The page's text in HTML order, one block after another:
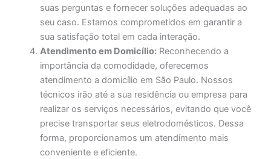
suas perguntas e fornecer soluções adequadas ao
seu caso. Estamos comprometidos em garantir a
sua satisfação total em cada interação.
Atendimento em Domicílio: Reconhecendo a
importância da comodidade, oferecemos
atendimento a domicílio em São Paulo. Nossos
técnicos irão até a sua residência ou empresa para
realizar os serviços necessários, evitando que você
precise transportar seus eletrodomésticos. Dessa
forma, proporcionamos um atendimento mais
conveniente e eficiente.